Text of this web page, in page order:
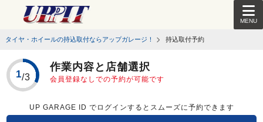
MENU
タイヤ・ホイールの持込取付ならアップガレージ！ 持込取付予約
作業内容と店舗選択
会員登録なしでの予約が可能です
UP GARAGE ID でログインするとスムーズに予約できます